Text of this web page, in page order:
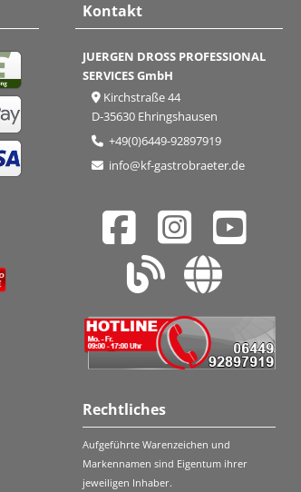
Kontakt
JUERGEN DROSS PROFESSIONAL
SERVICES GmbH
Kirchstraße 44
D-35630 Ehringshausen
+49(0)6449-92897919
info@kf-gastrobraeter.de
Rechtliches
Aufgeführte Warenzeichen und
Markennamen sind Eigentum ihrer
jeweiligen Inhaber.